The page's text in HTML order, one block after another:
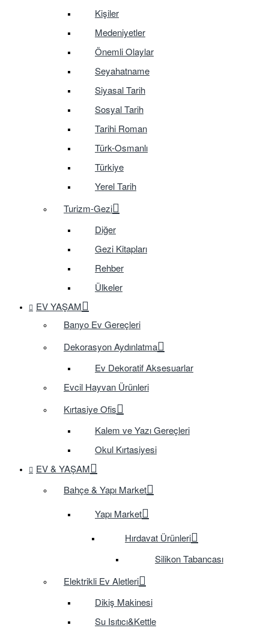
Kişiler
Medeniyetler
Önemli Olaylar
Seyahatname
Siyasal Tarih
Sosyal Tarih
Tarihi Roman
Türk-Osmanlı
Türkiye
Yerel Tarih
Turizm-Gezi
Diğer
Gezi Kitapları
Rehber
Ülkeler
EV YAŞAM
Banyo Ev Gereçleri
Dekorasyon Aydınlatma
Ev Dekoratif Aksesuarlar
Evcil Hayvan Ürünleri
Kırtasiye Ofis
Kalem ve Yazı Gereçleri
Okul Kırtasiyesi
EV & YAŞAM
Bahçe & Yapı Market
Yapı Market
Hırdavat Ürünleri
Silikon Tabancası
Elektrikli Ev Aletleri
Dikiş Makinesi
Su Isıtıcı&Kettle